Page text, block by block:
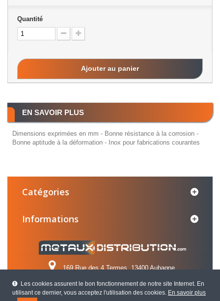
Les cookies assurent le bon fonctionnement de notre site Internet. En
utilisant ce dernier, vous acceptez l'utilisation des cookies. En savoir plus
Quantité
Ajouter au panier
EN SAVOIR PLUS
Dimensions exprimées en mm - Bonne résistance à la corrosion -
Bonne aptitude à la déformation - Inox pour fabrications courantes
Catégories
Informations
169 Rue des 4 Termes, 13400 Aubagne
Appelez-nous au :04 42 84 31 31